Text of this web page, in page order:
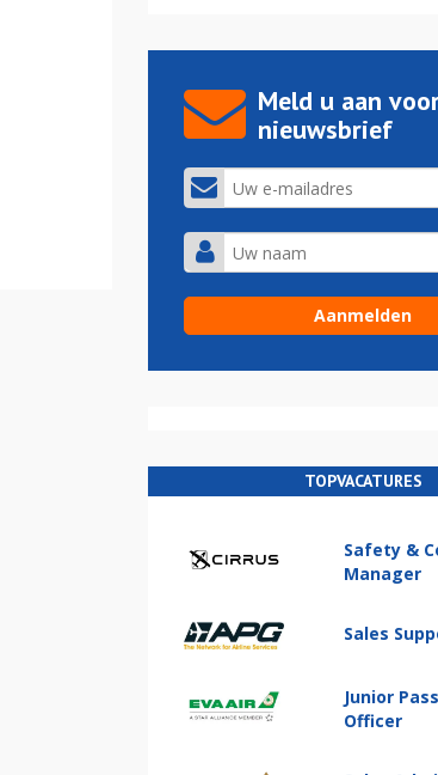
Meld u aan
nieuwsbrief
TOPVACATURES
Safety &
Manager
Sales
Junior
Officer